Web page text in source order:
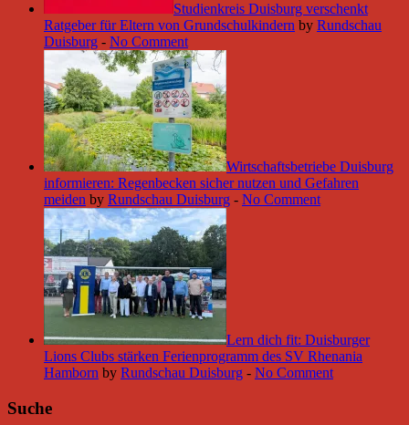
Studienkreis Duisburg verschenkt
Ratgeber für Eltern von Grundschulkindern by Rundschau
Duisburg - No Comment
Wirtschaftsbetriebe Duisburg
informieren: Regenbecken sicher nutzen und Gefahren
meiden by Rundschau Duisburg - No Comment
Lern dich fit: Duisburger
Lions Clubs stärken Ferienprogramm des SV Rhenania
Hamborn by Rundschau Duisburg - No Comment
Suche